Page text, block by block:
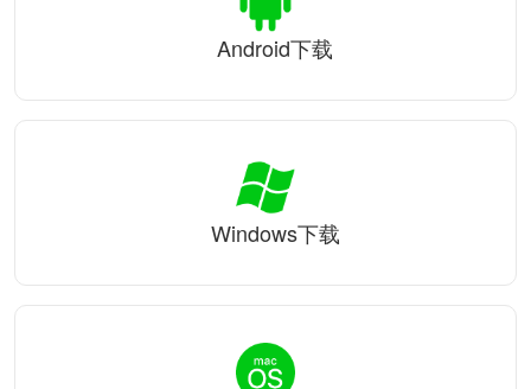
Android下载
Windows下载